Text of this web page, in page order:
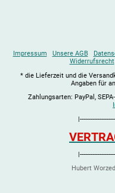
Impressum Unsere AGB
Widerrufsrecht
* die Lieferzeit und die
Angaben für
Zahlungsarten: PayPal,
Hubert